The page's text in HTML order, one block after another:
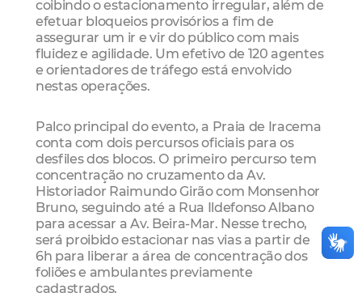
coibindo o estacionamento irregular, além de
efetuar bloqueios provisórios a fim de
assegurar um ir e vir do público com mais
fluidez e agilidade. Um efetivo de 120 agentes
e orientadores de tráfego está envolvido
nestas operações.
Palco principal do evento, a Praia de Iracema
conta com dois percursos oficiais para os
desfiles dos blocos. O primeiro percurso tem
concentração no cruzamento da Av.
Historiador Raimundo Girão com Monsenhor
Bruno, seguindo até a Rua Ildefonso Albano
para acessar a Av. Beira-Mar. Nesse trecho,
será proibido estacionar nas vias a partir de
6h para liberar a área de concentração dos
foliões e ambulantes previamente
cadastrados.